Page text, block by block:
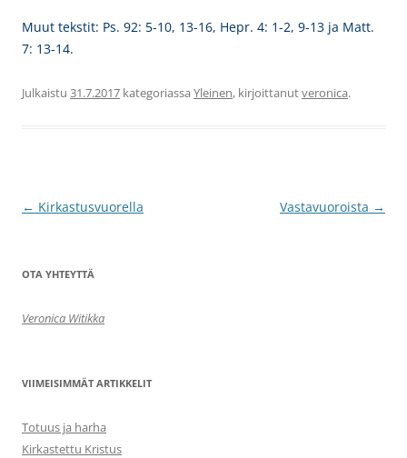
Muut tekstit: Ps. 92: 5-10, 13-16, Hepr. 4: 1-2, 9-13 ja Matt.
7: 13-14.
Julkaistu 31.7.2017 kategoriassa Yleinen, kirjoittanutveronica.
Artikkelien
← Kirkastusvuorella Vastavuoroista →
OTA YHTEYTTÄ
Veronica Witikka
VIIMEISIMMÄT ARTIKKELIT
Totuus ja harha
Kirkastettu Kristus